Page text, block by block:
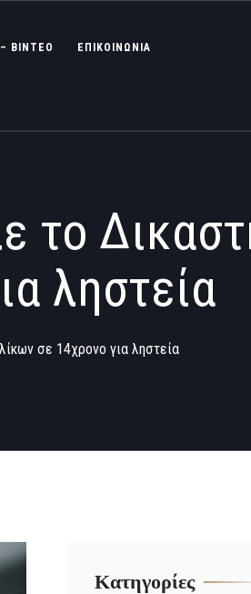
ΒΊΝΤΕΟ ΕΠΙΚΟΙΝΩΝΙΑ
το
ληστεία
σε 14χρονο για ληστεία
Kατηγορίες